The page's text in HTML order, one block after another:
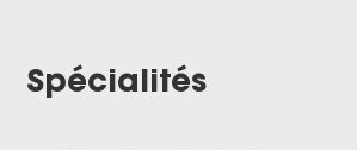
Spécialités